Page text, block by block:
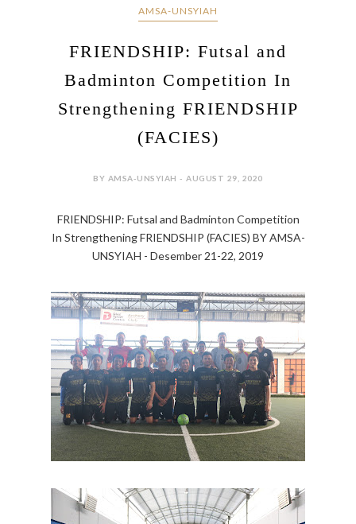
AMSA-UNSYIAH
FRIENDSHIP: Futsal and
Badminton Competition In
Strengthening FRIENDSHIP
(FACIES)
BY AMSA-UNSYIAH - AUGUST 29, 2020
FRIENDSHIP: Futsal and Badminton Competition
In Strengthening FRIENDSHIP (FACIES) BY AMSA-
UNSYIAH - Desember 21-22, 2019